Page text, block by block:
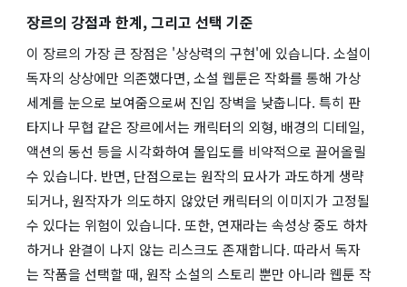
장르의 강점과 한계, 그리고 선택 기준
이 장르의 가장 큰 장점은 '상상력의 구현'에 있습니다. 소설이
독자의 상상에만 의존했다면, 소설 웹툰은 작화를 통해 가상
세계를 눈으로 보여줌으로써 진입 장벽을 낮춥니다. 특히 판
타지나 무협 같은 장르에서는 캐릭터의 외형, 배경의 디테일,
액션의 동선 등을 시각화하여 몰입도를 비약적으로 끌어올릴
수 있습니다. 반면, 단점으로는 원작의 묘사가 과도하게 생략
되거나, 원작자가 의도하지 않았던 캐릭터의 이미지가 고정될
수 있다는 위험이 있습니다. 또한, 연재라는 속성상 중도 하차
하거나 완결이 나지 않는 리스크도 존재합니다. 따라서 독자
는 작품을 선택할 때, 원작 소설의 스토리 뿐만 아니라 웹툰 작